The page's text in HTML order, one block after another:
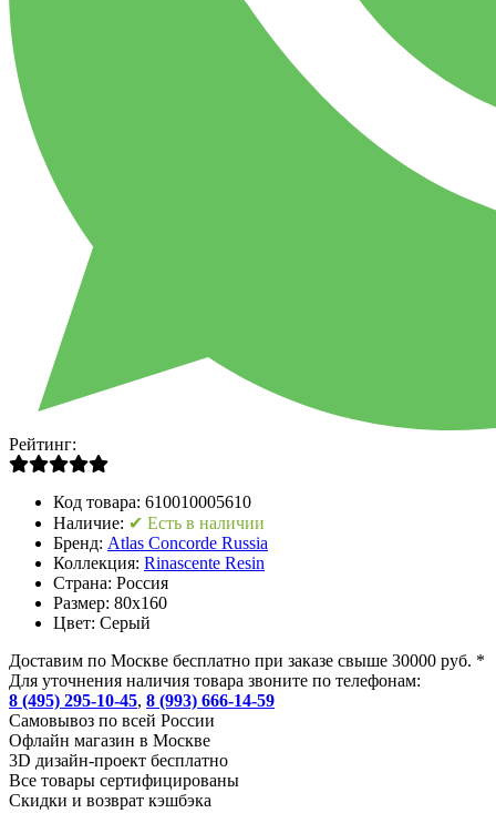
Рейтинг:
Код товара: 610010005610
Наличие: ✔ Есть в наличии
Бренд: Atlas Concorde Russia
Коллекция: Rinascente Resin
Страна: Россия
Размер: 80x160
Цвет: Серый
Доставим по Москве бесплатно при заказе свыше 30000 руб. *
Для уточнения наличия товара звоните по телефонам:
8 (495) 295-10-45, 8 (993) 666-14-59
Cамовывоз по всей России
Офлайн магазин в Москве
3D дизайн-проект бесплатно
Все товары сертифицированы
Скидки и возврат кэшбэка